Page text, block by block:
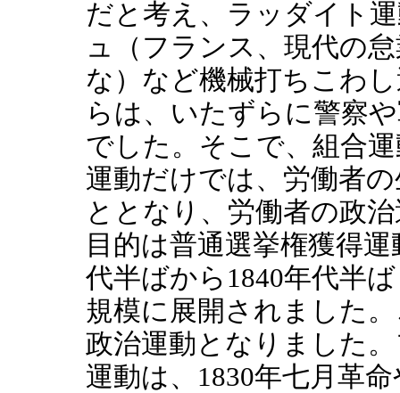
だと考え、ラッダイト
ュ（フランス、現代の
な）など機械打ちこわ
らは、いたずらに警察
でした。そこで、組合
運動だけでは、労働者
ととなり、労働者の政
目的は普通選挙権獲得
代半ばから1840年代半
規模に展開されました
政治運動となりました
運動は、1830年七月革